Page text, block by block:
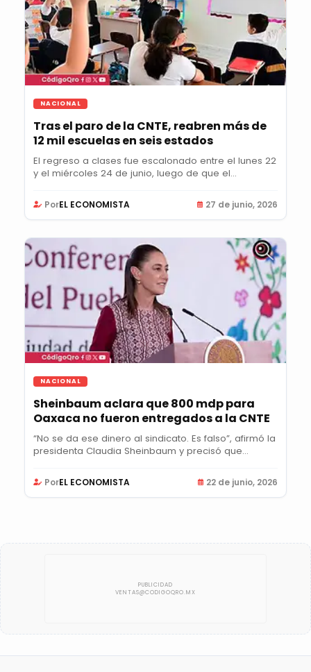
NACIONAL
Tras el paro de la CNTE, reabren más de
12 mil escuelas en seis estados
El regreso a clases fue escalonado entre el lunes 22
y el miércoles 24 de junio, luego de que el...
PorEL ECONOMISTA 27 de junio, 2026
NACIONAL
Sheinbaum aclara que 800 mdp para
Oaxaca no fueron entregados a la CNTE
“No se da ese dinero al sindicato. Es falso”, afirmó la
presidenta Claudia Sheinbaum y precisó que...
PorEL ECONOMISTA 22 de junio, 2026